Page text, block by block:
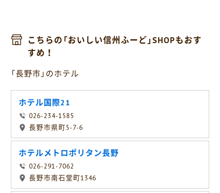
こちらの「おいしい信州ふーど」SHOPもおす
すめ！
「長野市」のホテル
ホテル国際21
026-234-1585
長野市県町5-7-6
ホテルメトロポリタン長野
026-291-7062
長野市南石堂町1346